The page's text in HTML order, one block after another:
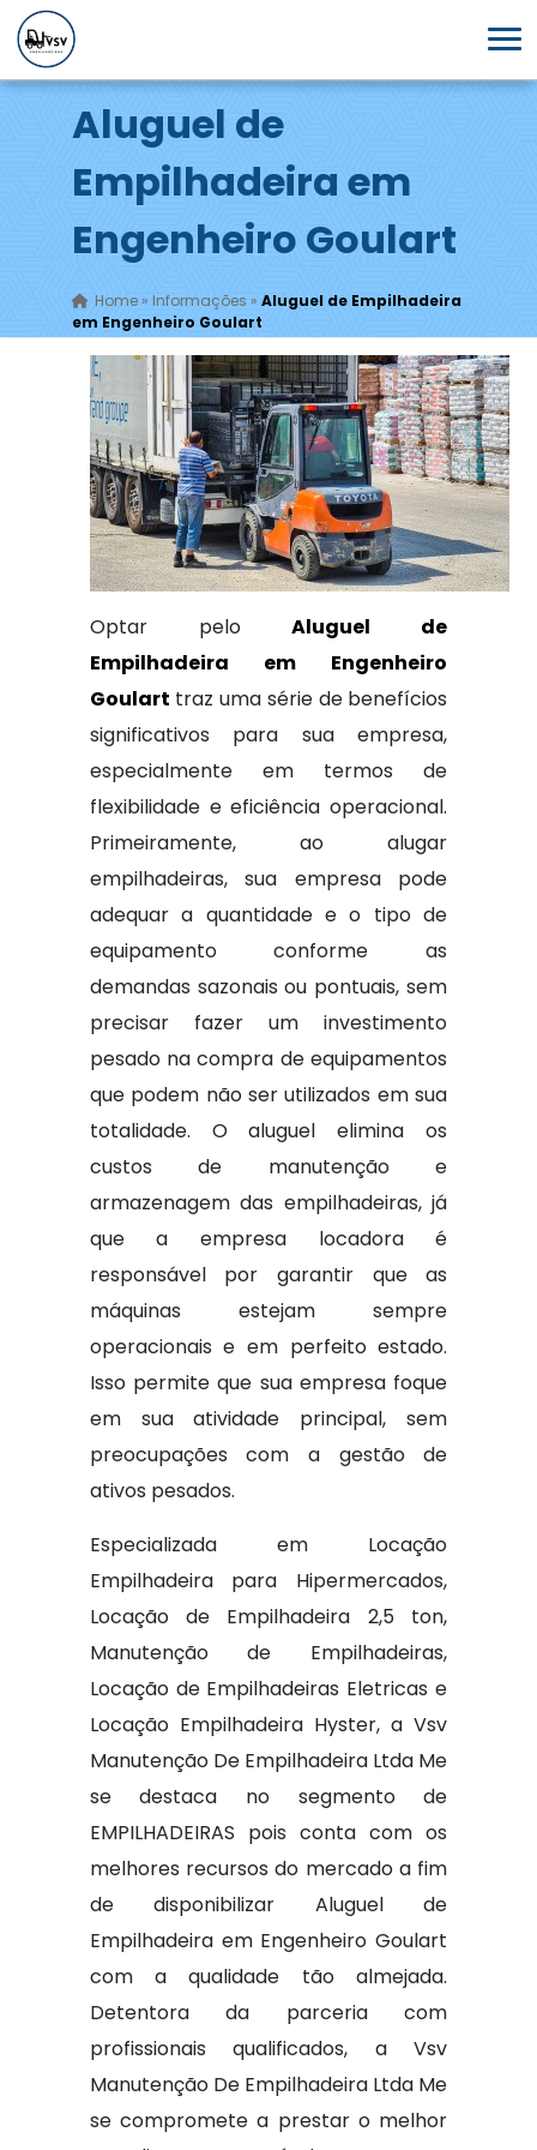
Aluguel de
Empilhadeira em
Engenheiro Goulart
Home» Informações » Aluguel de Empilhadeira
em Engenheiro Goulart
Optar peloAluguel de
Empilhadeira em Engenheiro
Goulart traz uma série de benefícios
significativos para sua empresa,
especialmente em termos de
flexibilidade e eficiência operacional.
Primeiramente, ao alugar
empilhadeiras, sua empresa pode
adequar a quantidade e o tipo de
equipamento conforme as
demandas sazonais ou pontuais, sem
precisar fazer um investimento
pesado na compra de equipamentos
que podem não ser utilizados em sua
totalidade. O aluguel elimina os
custos de manutenção e
armazenagem das empilhadeiras, já
que a empresa locadora é
responsável por garantir que as
máquinas estejam sempre
operacionais e em perfeito estado.
Isso permite que sua empresa foque
em sua atividade principal, sem
preocupações com a gestão de
ativos pesados.
Especializada em Locação
Empilhadeira para Hipermercados,
Locação de Empilhadeira 2,5 ton,
Manutenção de Empilhadeiras,
Locação de Empilhadeiras Eletricas e
Locação Empilhadeira Hyster, a Vsv
Manutenção De Empilhadeira Ltda Me
se destaca no segmento de
EMPILHADEIRAS pois conta com os
melhores recursos do mercado a fim
de disponibilizar Aluguel de
Empilhadeira em Engenheiro Goulart
com a qualidade tão almejada.
Detentora da parceria com
profissionais qualificados, a Vsv
Manutenção De Empilhadeira Ltda Me
se compromete a prestar o melhor